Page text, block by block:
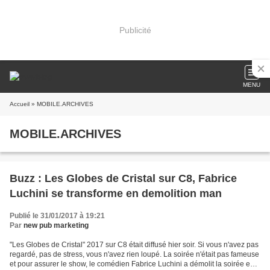
Publicité
MENU
Accueil » MOBILE.ARCHIVES
MOBILE.ARCHIVES
Buzz : Les Globes de Cristal sur C8, Fabrice
Luchini se transforme en demolition man
Publié le 31/01/2017 à 19:21
Par new pub marketing
"Les Globes de Cristal" 2017 sur C8 était diffusé hier soir. Si vous n'avez pas
regardé, pas de stress, vous n'avez rien loupé. La soirée n'était pas fameuse
et pour assurer le show, le comédien Fabrice Luchini a démolit la soirée en